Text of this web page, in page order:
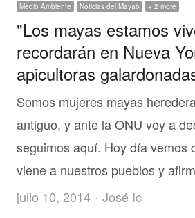
Medio Ambiente Noticias del Mayab + 2 more
"Los mayas estamos
recordarán en Nueva
apicultoras
Somos mujeres mayas
antiguo, y ante la ONU voy a
seguimos aquí. Hoy día vemos
viene a nuestros pueblos y
julio 10, 2014
Author
José Ic